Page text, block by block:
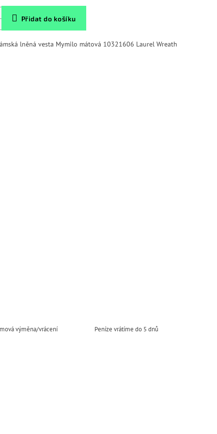
Přidat do košíku
lněná vesta Mymilo mátová 10321606 Laurel Wreath
výměna/vrácení Peníze vrátíme do 5 dnů